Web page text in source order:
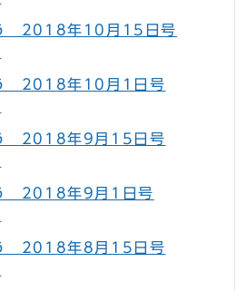
2018年10月15日号
2018年10月1日号
2018年9月15日号
2018年9月1日号
2018年8月15日号